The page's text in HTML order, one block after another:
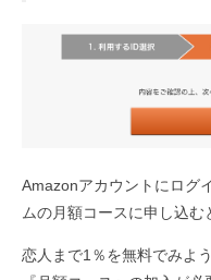
Amazonアカウントにログ
ムの月額コースに申し込む
恋人まで1％を無料でみよ